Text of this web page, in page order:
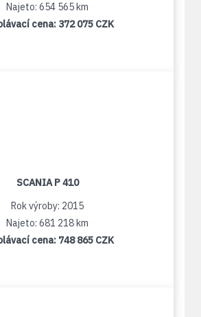
Najeto: 654 565 km
cena: 372 075 CZK
SCANIA P 410
Rok výroby: 2015
Najeto: 681 218 km
cena: 748 865 CZK